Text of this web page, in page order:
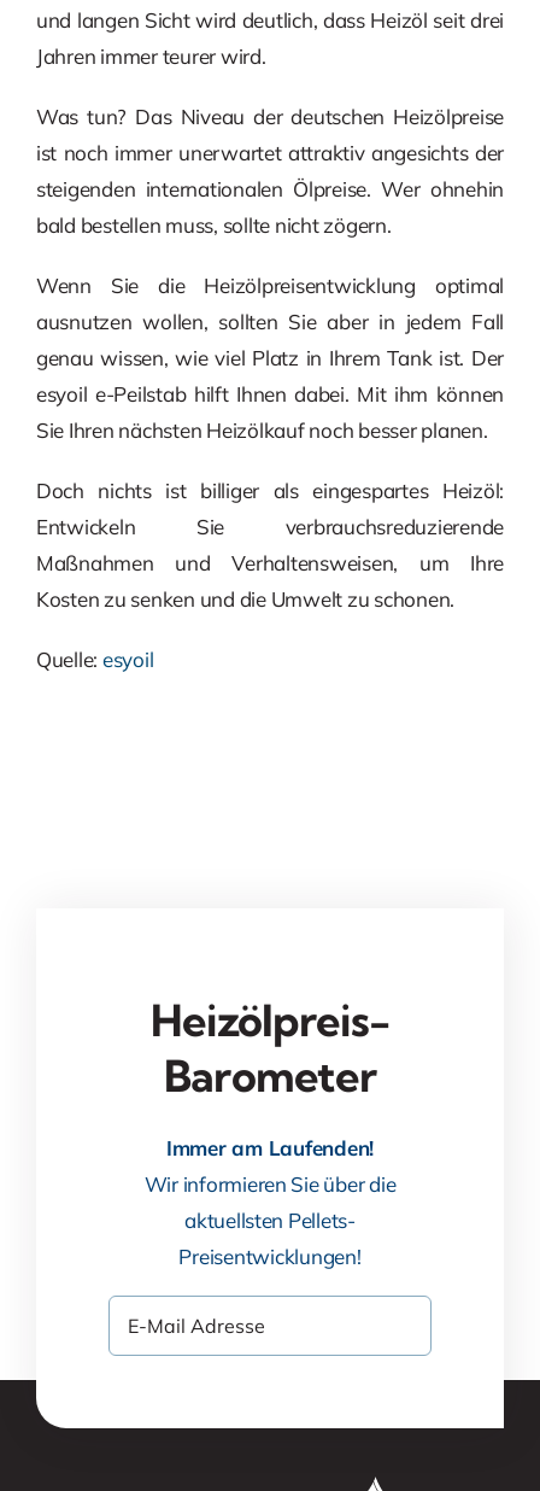
und langen Sicht wird deutlich, dass Heizöl seit drei
Jahren immer teurer wird.
Was tun? Das Niveau der deutschen Heizölpreise
ist noch immer unerwartet attraktiv angesichts der
steigenden internationalen Ölpreise. Wer ohnehin
bald bestellen muss, sollte nicht zögern.
Wenn Sie die Heizölpreisentwicklung optimal
ausnutzen wollen, sollten Sie aber in jedem Fall
genau wissen, wie viel Platz in Ihrem Tank ist. Der
esyoil e-Peilstab hilft Ihnen dabei. Mit ihm können
Sie Ihren nächsten Heizölkauf noch besser planen.
Doch nichts ist billiger als eingespartes Heizöl:
Entwickeln Sie verbrauchsreduzierende
Maßnahmen und Verhaltensweisen, um Ihre
Kosten zu senken und die Umwelt zu schonen.
Quelle: esyoil
Heizölpreis-
Barometer
Immer am Laufenden!
Wir informieren Sie über die
aktuellsten Pellets-
Preisentwicklungen!